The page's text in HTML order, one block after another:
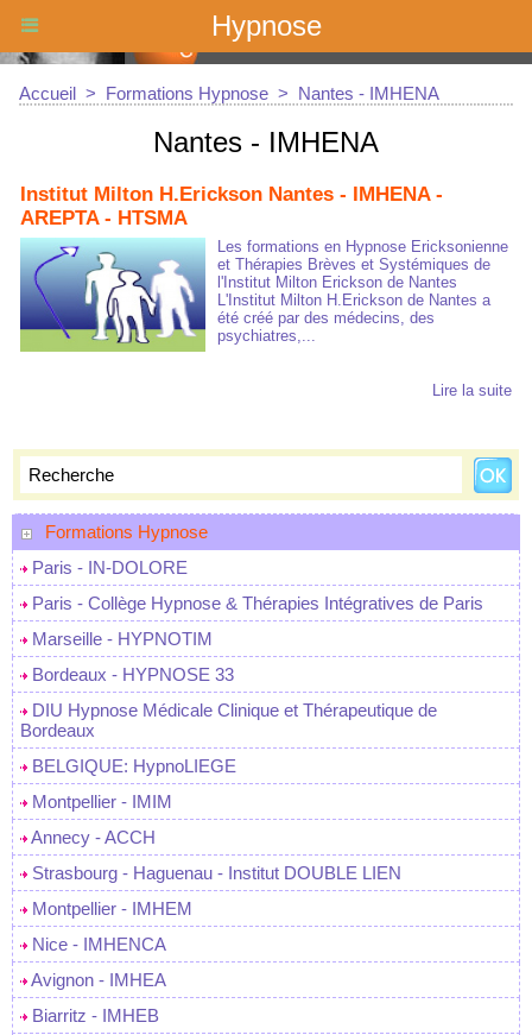
Hypnose
Formations Hypnose
Paris - IN-DOLORE
Paris - Collège Hypnose & Thérapies Intégratives de Paris
Marseille - HYPNOTIM
Bordeaux - HYPNOSE 33
DIU Hypnose Médicale Clinique et Thérapeutique de
Bordeaux
BELGIQUE: HypnoLIEGE
Montpellier - IMIM
Annecy - ACCH
Strasbourg - Haguenau - Institut DOUBLE LIEN
Montpellier - IMHEM
Nice - IMHENCA
Avignon - IMHEA
Biarritz - IMHEB
Accueil > Formations Hypnose > Nantes - IMHENA
Nantes - IMHENA
Institut Milton H.Erickson Nantes - IMHENA -
AREPTA - HTSMA
Les formations en Hypnose Ericksonienne
et Thérapies Brèves et Systémiques de
l'Institut Milton Erickson de Nantes
L'Institut Milton H.Erickson de Nantes a
été créé par des médecins, des
psychiatres,...
Lire la suite